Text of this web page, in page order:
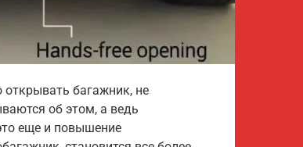
багажник, не
об этом, а ведь
еще и повышение